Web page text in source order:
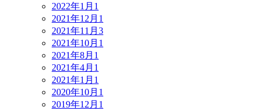
2022年1月 1
2021年12月 1
2021年11月 3
2021年10月 1
2021年8月 1
2021年4月 1
2021年1月 1
2020年10月 1
2019年12月 1